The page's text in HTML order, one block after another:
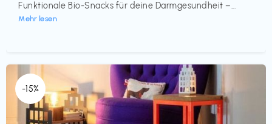
Funktionale Bio-Snacks für deine Darmgesundheit –...
Mehr lesen
-15%